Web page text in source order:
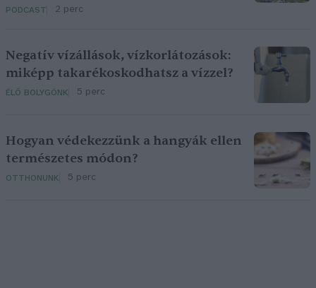
PODCAST 2 perc
Negatív vízállások, vízkorlátozások:
miképp takarékoskodhatsz a vízzel?
ÉLŐ BOLYGÓNK 5 perc
Hogyan védekezzünk a hangyák ellen
természetes módon?
OTTHONUNK 5 perc